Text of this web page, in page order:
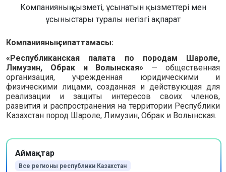
Компанияның қызметі, ұсынатын қызметтері мен
ұсыныстары туралы негізгі ақпарат
Компанияның сипаттамасы:
«Республиканская палата по породам Шароле,
Лимузин, Обрак и Волынская» — общественная
организация, учрежденная юридическими и
физическими лицами, созданная и действующая для
реализации и защиты интересов своих членов,
развития и распространения на территории Республики
Казахстан пород Шароле, Лимузин, Обрак и Волынская.
Аймақтар
Все регионы республики Казахстан